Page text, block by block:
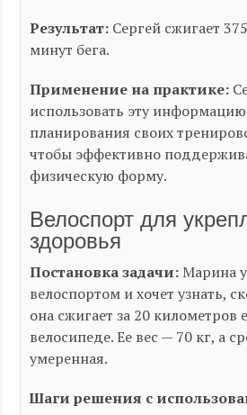
Результат: Сергей сжигает
минут бега.
Применение на практике:
использовать эту
планирования своих
чтобы эффективно
физическую форму.
Велоспорт для
здоровья
Постановка задачи: Марина
велоспортом и хочет узнать,
она сжигает за 20 километров
велосипеде. Ее вес — 70 кг, а
умеренная.
Шаги решения с